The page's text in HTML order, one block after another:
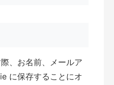
、お名前、メールア
に保存することにオ